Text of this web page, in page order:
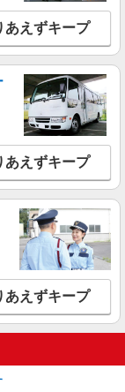
あえずキープ
あえずキープ
あえずキープ